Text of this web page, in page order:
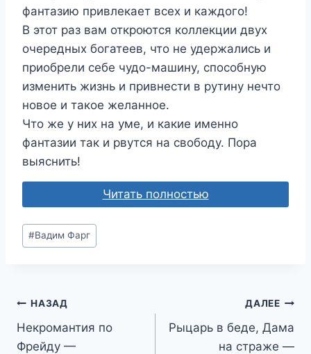
фантазию привлекает всех и каждого!
В этот раз вам откроются коллекции двух
очередных богатеев, что не удержались и
приобрели себе чудо-машину, способную
изменить жизнь и привнести в рутину нечто
новое и такое желанное.
Что же у них на уме, и какие именно
фантазии так и рвутся на свободу. Пора
выяснить!
Читать полностью
Метки
записи:
#Вадим Фарг
Навигация
по
НАЗАД
Некромантия по
Фрейду —
ДАЛЕЕ
Рыцарь в беде, Дама
на страже —